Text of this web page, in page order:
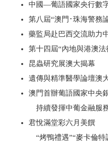
中國—葡語國家央行數
第八屆“澳門･珠海警務
藥監局赴巴西交流助力
第十四屆“內地與港澳
昆蟲研究展澳大揭幕
遺傳與精準醫學論壇澳
澳門首辦葡語國家中央
持續發揮中葡金融服
君悅滿堂彩六月美饌
“烤鴨禮遇”“麥卡倫特